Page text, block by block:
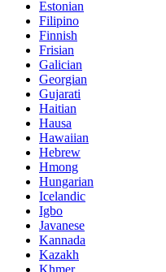
Estonian
Filipino
Finnish
Frisian
Galician
Georgian
Gujarati
Haitian
Hausa
Hawaiian
Hebrew
Hmong
Hungarian
Icelandic
Igbo
Javanese
Kannada
Kazakh
Khmer